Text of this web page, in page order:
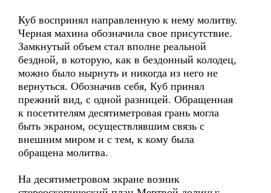
Куб воспринял направленную к нему молитву.
Черная махина обозначила свое присутствие.
Замкнутый объем стал вполне реальной
бездной, в которую, как в бездонный колодец,
можно было нырнуть и никогда из него не
вернуться. Обозначив себя, Куб принял
прежний вид, с одной разницей. Обращенная
к посетителям десятиметровая грань могла
быть экраном, осуществлявшим связь с
внешним миром и с тем, к кому была
обращена молитва.
На десятиметровом экране возник